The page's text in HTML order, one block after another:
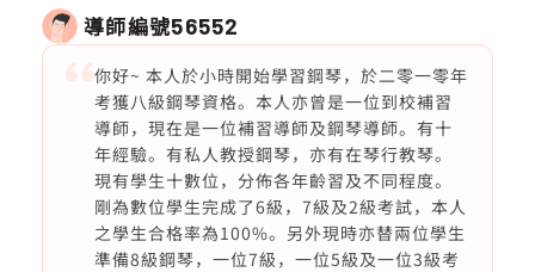
導師編號56552
你好~ 本人於小時開始學習鋼琴，於二零一零年
考獲八級鋼琴資格。本人亦曾是一位到校補習
導師，現在是一位補習導師及鋼琴導師。有十
年經驗。有私人教授鋼琴，亦有在琴行教琴。
現有學生十數位，分佈各年齡習及不同程度。
剛為數位學生完成了6級，7級及2級考試，本人
之學生合格率為100%。另外現時亦替兩位學生
準備8級鋼琴，一位7級，一位5級及一位3級考